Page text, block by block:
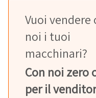
Vuoi vendere
noi i tuoi
macchinari?
Con noi zero
per il